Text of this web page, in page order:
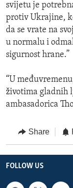
svijetu je
protiv Ukrajine,
da se vrate na
u normalu i
sigurnost hrane.”
“U
životima gladnih
ambasadorica
Share
FOLLOW US